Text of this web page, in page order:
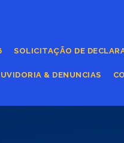
SOLICITAÇÃO DE
& DENUNCIAS